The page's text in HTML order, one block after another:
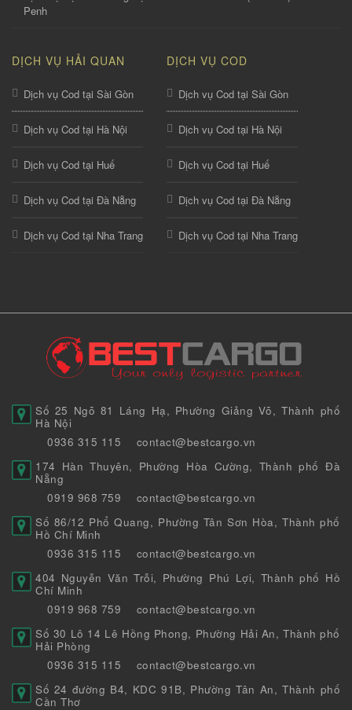
Penh
DỊCH VỤ HẢI QUAN
Dịch vụ Cod tại Sài Gòn
Dịch vụ Cod tại Hà Nội
Dịch vụ Cod tại Huế
Dịch vụ Cod tại Đà Nẵng
Dịch vụ Cod tại Nha Trang
DỊCH VỤ COD
Dịch vụ Cod tại Sài Gòn
Dịch vụ Cod tại Hà Nội
Dịch vụ Cod tại Huế
Dịch vụ Cod tại Đà Nẵng
Dịch vụ Cod tại Nha Trang
Số 25 Ngõ 81 Láng Hạ, Phường Giảng Võ, Thành phố
Hà Nội
0936 315 115
contact@bestcargo.vn
174 Hàn Thuyên, Phường Hòa Cường, Thành phố Đà
Nẵng
0919 968 759
contact@bestcargo.vn
Số 86/12 Phổ Quang, Phường Tân Sơn Hòa, Thành phố
Hồ Chí Minh
0936 315 115
contact@bestcargo.vn
404 Nguyễn Văn Trỗi, Phường Phú Lợi, Thành phố Hồ
Chí Minh
0919 968 759
contact@bestcargo.vn
Số 30 Lô 14 Lê Hồng Phong, Phường Hải An, Thành phố
Hải Phòng
0936 315 115
contact@bestcargo.vn
Số 24 đường B4, KDC 91B, Phường Tân An, Thành phố
Cần Thơ